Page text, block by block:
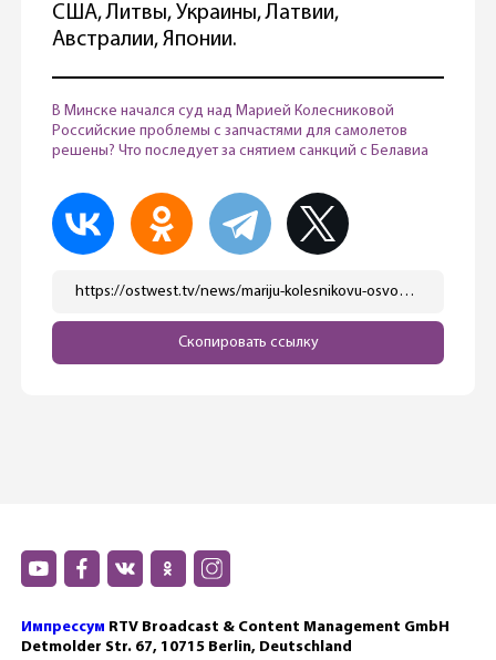
США, Литвы, Украины, Латвии,
Австралии, Японии.
В Минске начался суд над Марией Колесниковой
Российские проблемы с запчастями для самолетов
решены? Что последует за снятием санкций с Белавиа
https://ostwest.tv/news/mariju-kolesnikovu-osvobodili-iz-tjurmy/
Скопировать ссылку
Импрессум RTV Broadcast & Content Management GmbH
Detmolder Str. 67, 10715 Berlin, Deutschland